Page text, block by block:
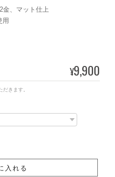
金、マット仕上
¥9,900
きます。